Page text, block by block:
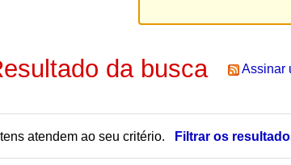
da busca Assinar
atendem ao seu critério. Filtrar os